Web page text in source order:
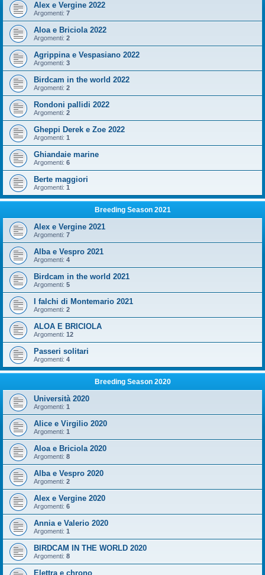
Alex e Vergine 2022
Argomenti: 7
Aloa e Briciola 2022
Argomenti: 2
Agrippina e Vespasiano 2022
Argomenti: 3
Birdcam in the world 2022
Argomenti: 2
Rondoni pallidi 2022
Argomenti: 2
Gheppi Derek e Zoe 2022
Argomenti: 1
Ghiandaie marine
Argomenti: 6
Berte maggiori
Argomenti: 1
Breeding Season 2021
Alex e Vergine 2021
Argomenti: 7
Alba e Vespro 2021
Argomenti: 4
Birdcam in the world 2021
Argomenti: 5
I falchi di Montemario 2021
Argomenti: 2
ALOA E BRICIOLA
Argomenti: 12
Passeri solitari
Argomenti: 4
Breeding Season 2020
Università 2020
Argomenti: 1
Alice e Virgilio 2020
Argomenti: 1
Aloa e Briciola 2020
Argomenti: 8
Alba e Vespro 2020
Argomenti: 2
Alex e Vergine 2020
Argomenti: 6
Annia e Valerio 2020
Argomenti: 1
BIRDCAM IN THE WORLD 2020
Argomenti: 8
Elettra e chrono